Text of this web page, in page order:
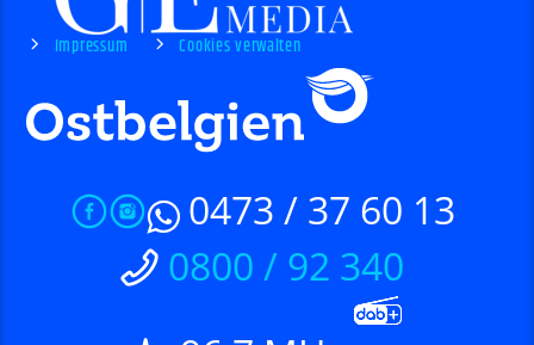
Impressum Cookies verwalten
0473 / 37 60 13
0800 / 92 340